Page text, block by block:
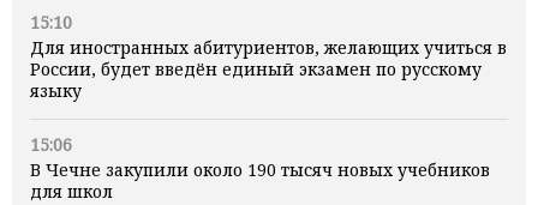
15:10
Для иностранных абитуриентов, желающих учиться в
России, будет введён единый экзамен по русскому
языку
15:06
В Чечне закупили около 190 тысяч новых учебников
для школ